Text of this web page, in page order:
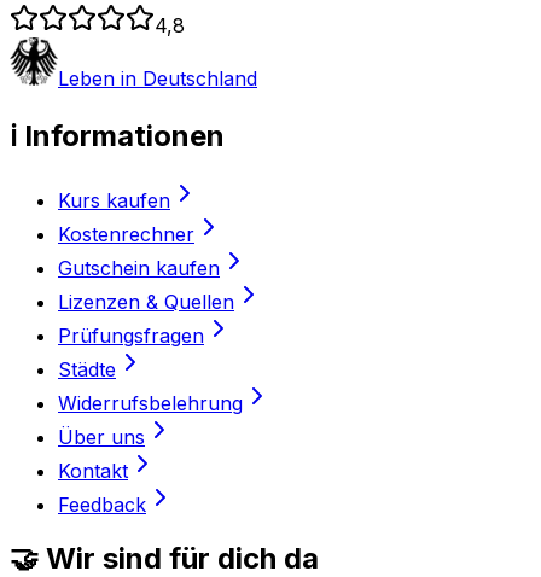
4,8
Leben in Deutschland
ℹ️ Informationen
Kurs kaufen
Kostenrechner
Gutschein kaufen
Lizenzen & Quellen
Prüfungsfragen
Städte
Widerrufsbelehrung
Über uns
Kontakt
Feedback
🤝 Wir sind für dich da